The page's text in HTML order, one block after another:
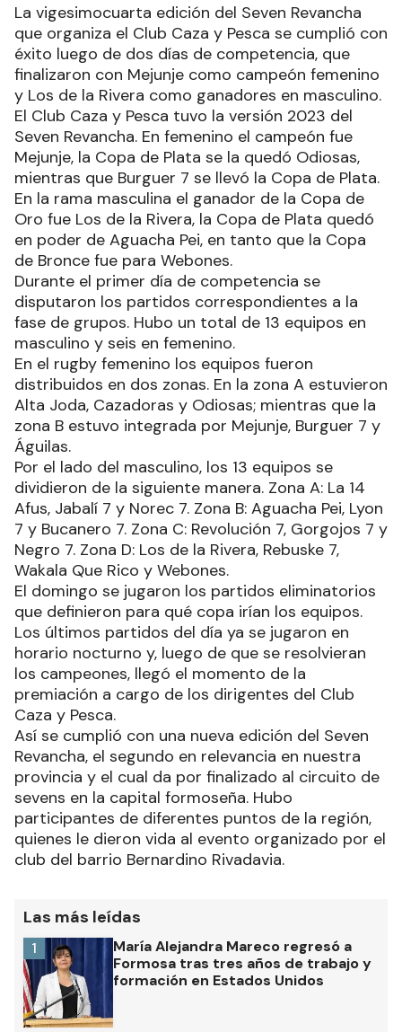
La vigesimocuarta edición del Seven Revancha
que organiza el Club Caza y Pesca se cumplió con
éxito luego de dos días de competencia, que
finalizaron con Mejunje como campeón femenino
y Los de la Rivera como ganadores en masculino.
El Club Caza y Pesca tuvo la versión 2023 del
Seven Revancha. En femenino el campeón fue
Mejunje, la Copa de Plata se la quedó Odiosas,
mientras que Burguer 7 se llevó la Copa de Plata.
En la rama masculina el ganador de la Copa de
Oro fue Los de la Rivera, la Copa de Plata quedó
en poder de Aguacha Pei, en tanto que la Copa
de Bronce fue para Webones.
Durante el primer día de competencia se
disputaron los partidos correspondientes a la
fase de grupos. Hubo un total de 13 equipos en
masculino y seis en femenino.
En el rugby femenino los equipos fueron
distribuidos en dos zonas. En la zona A estuvieron
Alta Joda, Cazadoras y Odiosas; mientras que la
zona B estuvo integrada por Mejunje, Burguer 7 y
Águilas.
Por el lado del masculino, los 13 equipos se
dividieron de la siguiente manera. Zona A: La 14
Afus, Jabalí 7 y Norec 7. Zona B: Aguacha Pei, Lyon
7 y Bucanero 7. Zona C: Revolución 7, Gorgojos 7 y
Negro 7. Zona D: Los de la Rivera, Rebuske 7,
Wakala Que Rico y Webones.
El domingo se jugaron los partidos eliminatorios
que definieron para qué copa irían los equipos.
Los últimos partidos del día ya se jugaron en
horario nocturno y, luego de que se resolvieran
los campeones, llegó el momento de la
premiación a cargo de los dirigentes del Club
Caza y Pesca.
Así se cumplió con una nueva edición del Seven
Revancha, el segundo en relevancia en nuestra
provincia y el cual da por finalizado al circuito de
sevens en la capital formoseña. Hubo
participantes de diferentes puntos de la región,
quienes le dieron vida al evento organizado por el
club del barrio Bernardino Rivadavia.
Las más leídas
María Alejandra Mareco regresó a
Formosa tras tres años de trabajo y
formación en Estados Unidos
1